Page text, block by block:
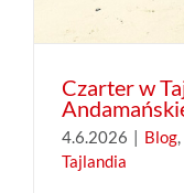
Czarter w
4.6.2026 Blog,
Tajlandia